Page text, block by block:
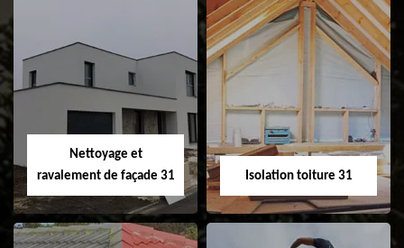
Pose et
changement de
fenêtre de toit et
Velux 31
Nettoyage et pose
Nettoyage et
ravalement de façade 31
Isolation toiture 31